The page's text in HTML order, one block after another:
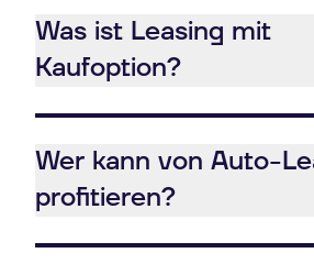
Was ist Leasing mit
Kaufoption?
Wer kann von Auto-
profitieren?